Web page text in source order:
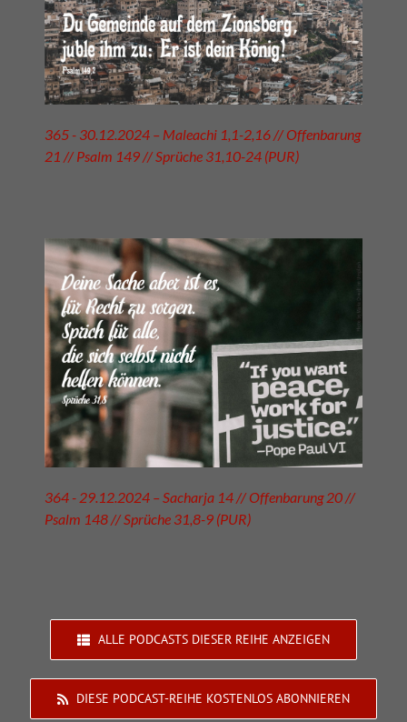
365 - 30.12.2024 – Maleachi 1,1-2,16 // Offenbarung
21 // Psalm 149 // Sprüche 31,10-24 (PUR)
364 - 29.12.2024 – Sacharja 14 // Offenbarung 20 //
Psalm 148 // Sprüche 31,8-9 (PUR)
ALLE PODCASTS DIESER REIHE ANZEIGEN
DIESE PODCAST-REIHE KOSTENLOS ABONNIEREN